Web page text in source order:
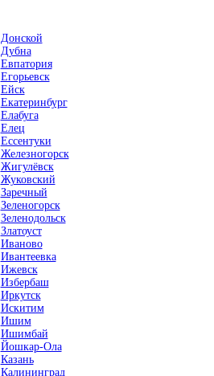
Донской
Дубна
Евпатория
Егорьевск
Ейск
Екатеринбург
Елабуга
Елец
Ессентуки
Железногорск
Жигулёвск
Жуковский
Заречный
Зеленогорск
Зеленодольск
Златоуст
Иваново
Ивантеевка
Ижевск
Избербаш
Иркутск
Искитим
Ишим
Ишимбай
Йошкар-Ола
Казань
Калининград